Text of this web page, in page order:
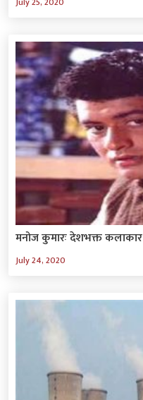
मनोज कुमारः देशभक्त कलाकार
July 24, 2020